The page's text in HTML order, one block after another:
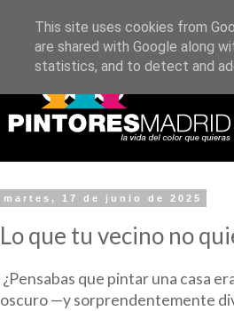
martes, 17 de junio de 2025
Lo que tu vecino no
¿Pensabas que pintar una casa
oscuro —y sorprendentemente
This site uses cookies from
are shared with Google along
statistics, and to detect and